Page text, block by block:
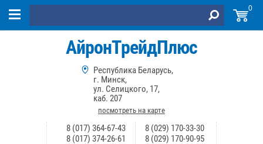
АйронТрейдПлюс
Республика Беларусь,
г. Минск,
ул. Селицкого, 17,
каб. 207
посмотреть на карте
8 (017) 364-67-43
8 (017) 374-26-61
8 (029) 170-33-30
8 (029) 170-90-95
0